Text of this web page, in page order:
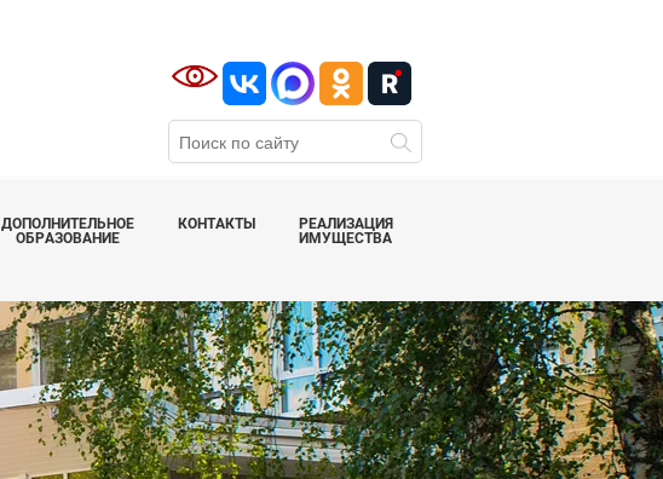
ДОПОЛНИТЕЛЬНОЕ
ОБРАЗОВАНИЕ
КОНТАКТЫ
РЕАЛИЗАЦИЯ
ИМУЩЕСТВА